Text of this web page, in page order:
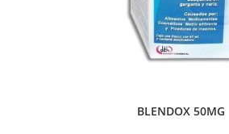
BLENDOX 50MG